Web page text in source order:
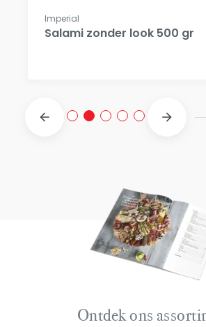
Imperial
Salami zonder look 500 gr
Ontdek ons